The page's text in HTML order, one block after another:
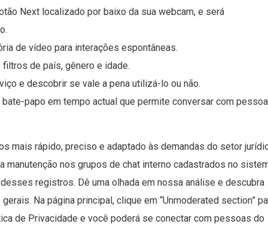
Next localizado por baixo da sua webcam, e será
de vídeo para interações espontâneas.
de país, gênero e idade.
e descobrir se vale a pena utilizá-lo ou não.
papo em tempo actual que permite conversar com
mais rápido, preciso e adaptado às demandas do setor
manutenção nos grupos de chat interno cadastrados no
registros. Dê uma olhada em nossa análise e descubra
Na página principal, clique em “Unmoderated section”
de Privacidade e você poderá se conectar com pessoas do